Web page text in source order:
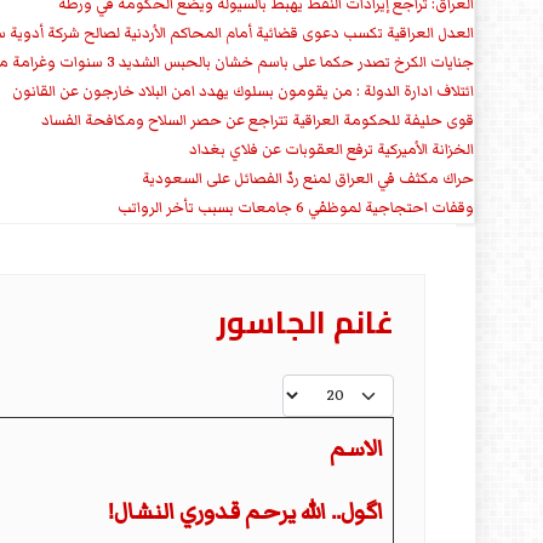
العدل العراقية تكسب دعوى قضائية أمام المحاكم الأردنية لصالح شركة أدوية
جنايات الكرخ تصدر حكما على باسم خشان بالحبس الشديد 3 سنوات وغرامة مالية
ائتلاف ادارة الدولة : من يقومون بسلوك يهدد امن البلاد خارجون عن القانون
قوى حليفة للحكومة العراقية تتراجع عن حصر السلاح ومكافحة الفساد
الخزانة الأميركية ترفع العقوبات عن فلاي بغداد
حراك مكثف في العراق لمنع ردّ الفصائل على السعودية
وقفات احتجاجية لموظفي 6 جامعات بسبب تأخر الرواتب
غانم الجاسور
عدد الإظهارات:
الاسم
اگول.. الله يرحم قدوري النشال!